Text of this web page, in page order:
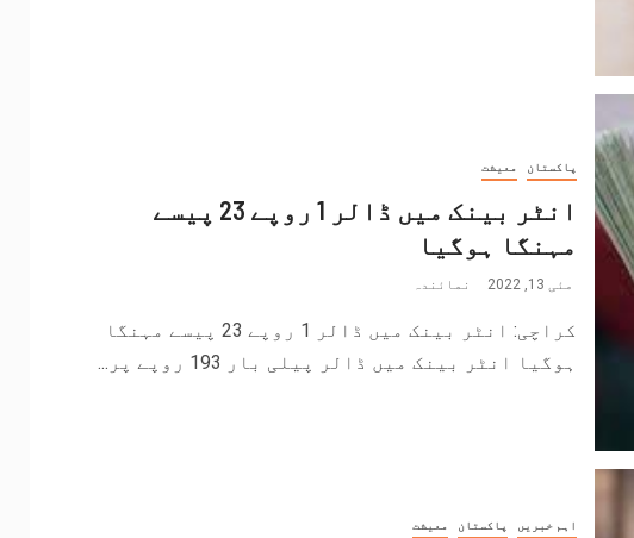
پاکستان معیشت
انٹر بینک میں ڈالر 1 روپے 23 پیسے
مہنگا ہوگیا
مئی 13, 2022 نمائندہ
کراچی: انٹر بینک میں ڈالر 1 روپے 23 پیسے مہنگا
ہوگیا انٹر بینک میں ڈالر پیلی بار 193 روپے پر...
اہم خبریں پاکستان معیشت